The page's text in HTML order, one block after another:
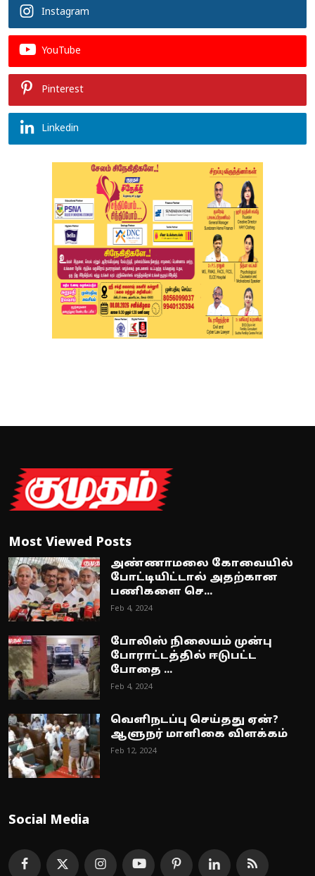
Instagram
YouTube
Pinterest
Linkedin
Most Viewed Posts
அண்ணாமலை கோவையில்
போட்டியிட்டால் அதற்கான
பணிகளை செ...
Feb 4, 2024
போலிஸ் நிலையம் முன்பு
போராட்டத்தில் ஈடுபட்ட
போதை ...
Feb 4, 2024
வெளிநடப்பு செய்தது ஏன்?
ஆளுநர் மாளிகை விளக்கம்
Feb 12, 2024
Social Media